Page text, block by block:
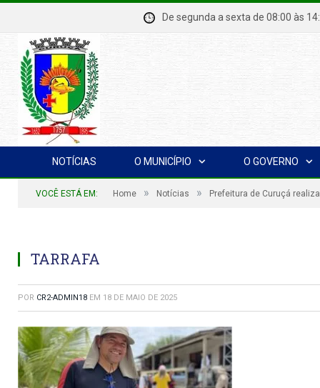
De segunda a sexta de 08:00
NOTÍCIAS O MUNICÍPIO O GOVERNO
VOCÊ ESTÁ EM: Home » Notícias » Prefeitura de Curuçá
TARRAFA
POR CR2-ADMIN18 EM 18 DE MAIO DE 2025